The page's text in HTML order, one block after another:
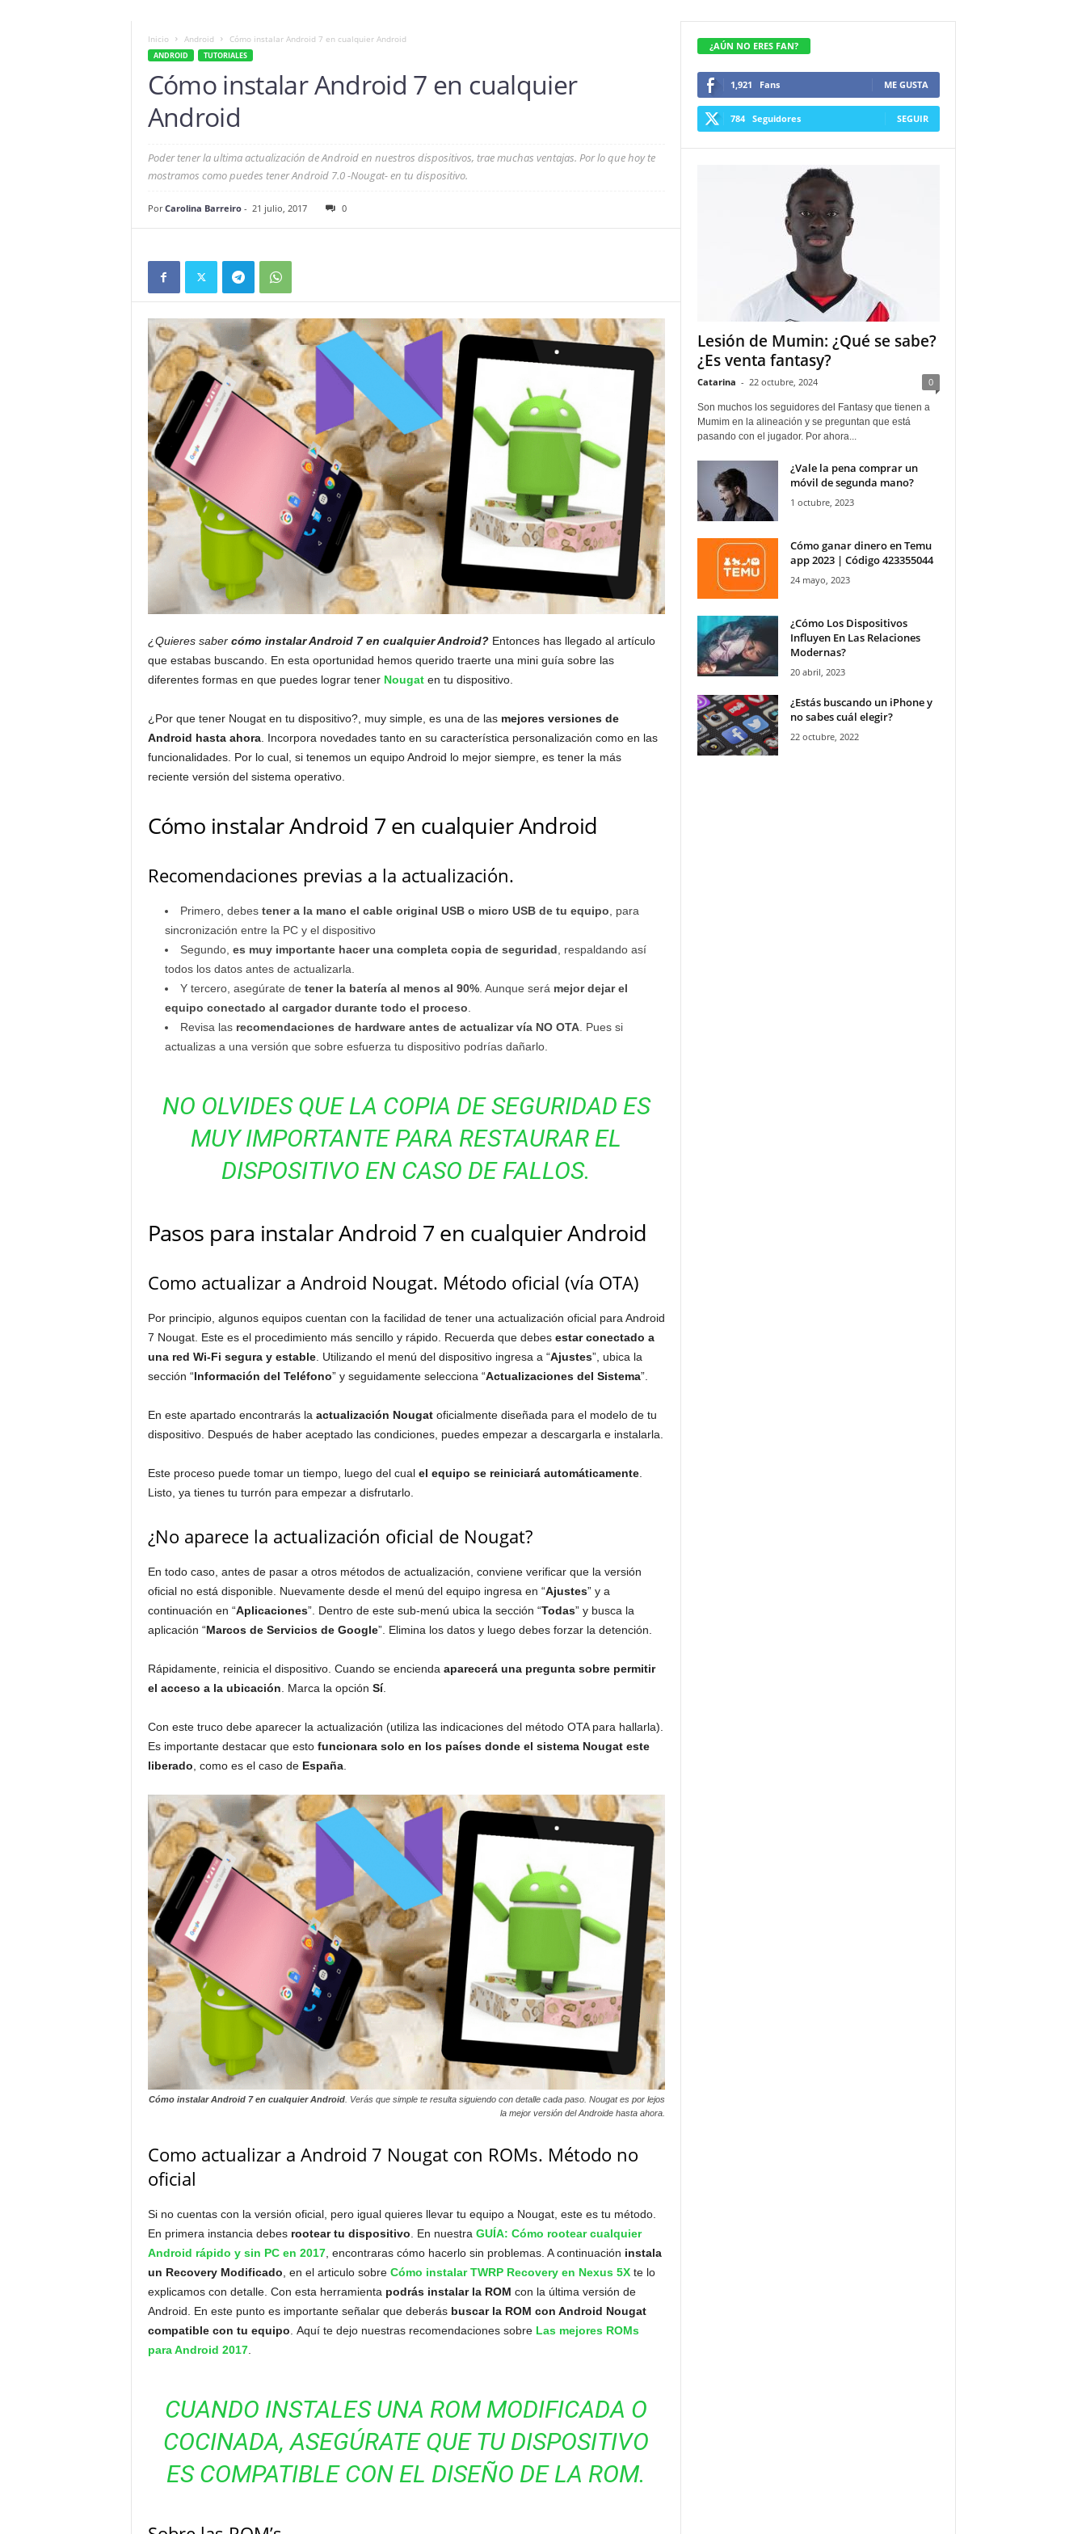
Inicio Android Cómo instalar Android 7 en cualquier Android
ANDROID TUTORIALES
Cómo instalar Android 7 en cualquier
Android
Poder tener la ultima actualización de Android en nuestros dispositivos, trae muchas ventajas. Por lo que hoy te
mostramos como puedes tener Android 7.0 -Nougat- en tu dispositivo.
Por Carolina Barreiro- 21 julio, 2017 0
¿Quieres saber cómo instalar Android 7 en cualquier Android? Entonces has llegado al artículo
que estabas buscando. En esta oportunidad hemos querido traerte una mini guía sobre las
diferentes formas en que puedes lograr tener Nougaten tu dispositivo.
¿Por que tener Nougat en tu dispositivo?, muy simple, es una de las mejores versiones de
Android hasta ahora. Incorpora novedades tanto en su característica personalización como en las
funcionalidades. Por lo cual, si tenemos un equipo Android lo mejor siempre, es tener la más
reciente versión del sistema operativo.
Cómo instalar Android 7 en cualquier Android
Recomendaciones previas a la actualización.
Primero, debes tener a la mano el cable original USB o micro USB de tu equipo , para
sincronización entre la PC y el dispositivo
Segundo, es muy importante hacer una completa copia de seguridad , respaldando así
todos los datos antes de actualizarla.
Y tercero, asegúrate de tener la batería al menos al 90%. Aunque será mejor dejar el
equipo conectado al cargador durante todo el proceso
Revisa las recomendaciones de hardware antes de actualizar vía NO OTA. Pues si
actualizas a una versión que sobre esfuerza tu dispositivo podrías dañarlo.
NO OLVIDES QUE LA COPIA DE SEGURIDAD ES
MUY IMPORTANTE PARA RESTAURAR EL
DISPOSITIVO EN CASO DE FALLOS.
Pasos para instalar Android 7 en cualquier Android
Como actualizar a Android Nougat. Método oficial (vía OTA)
Por principio, algunos equipos cuentan con la facilidad de tener una actualización oficial para Android
7 Nougat. Este es el procedimiento más sencillo y rápido. Recuerda que debes estar conectado a
una red Wi-Fi segura y estable. Utilizando el menú del dispositivo ingresa a “Ajustes”, ubica la
sección “Información del Teléfono” y seguidamente selecciona “Actualizaciones del Sistema”.
En este apartado encontrarás la actualización Nougatoficialmente diseñada para el modelo de tu
dispositivo. Después de haber aceptado las condiciones, puedes empezar a descargarla e instalarla.
Este proceso puede tomar un tiempo, luego del cual el equipo se reiniciará automáticamente.
Listo, ya tienes tu turrón para empezar a disfrutarlo.
¿No aparece la actualización oficial de Nougat?
En todo caso, antes de pasar a otros métodos de actualización, conviene verificar que la versión
oficial no está disponible. Nuevamente desde el menú del equipo ingresa en “Ajustes” y a
continuación en “Aplicaciones”. Dentro de este sub-menú ubica la sección “Todas” y busca la
aplicación “Marcos de Servicios de Google”. Elimina los datos y luego debes forzar la detención.
Rápidamente, reinicia el dispositivo. Cuando se encienda aparecerá una pregunta sobre permitir
el acceso a la ubicación . Marca la opción Sí.
Con este truco debe aparecer la actualización (utiliza las indicaciones del método OTA para hallarla).
Es importante destacar que esto funcionara solo en los países donde el sistema Nougat este
liberado , como es el caso de España.
Cómo instalar Android 7 en cualquier Android. Verás que simple te resulta siguiendo con detalle cada paso. Nougat es por lejos
la mejor versión del Androide hasta ahora.
Como actualizar a Android 7 Nougat con ROMs. Método no
oficial
Si no cuentas con la versión oficial, pero igual quieres llevar tu equipo a Nougat, este es tu método.
En primera instancia debes rootear tu dispositivo. En nuestra GUÍA: Cómo rootear cualquier
Android rápido y sin PC en 2017, encontraras cómo hacerlo sin problemas. A continuación instala
un Recovery Modificado, en el articulo sobre Cómo instalar TWRP Recovery en Nexus 5Xte lo
explicamos con detalle. Con esta herramienta podrás instalar la ROM con la última versión de
Android. En este punto es importante señalar que deberás buscar la ROM con Android Nougat
compatible con tu equipo. Aquí te dejo nuestras recomendaciones sobre Las mejores ROMs
para Android 2017.
CUANDO INSTALES UNA ROM MODIFICADA O
COCINADA, ASEGÚRATE QUE TU DISPOSITIVO
ES COMPATIBLE CON EL DISEÑO DE LA ROM.
¿AÚN NO ERES FAN?
1,921 Fans ME GUSTA
784 Seguidores SEGUIR
Lesión de Mumin: ¿Qué se sabe?
¿Es venta fantasy?
Catarina - 22 octubre, 2024 0
Son muchos los seguidores del Fantasy que tienen a
Mumim en la alineación y se preguntan que está
pasando con el jugador. Por ahora...
¿Vale la pena comprar un
móvil de segunda mano?
1 octubre, 2023
Cómo ganar dinero en Temu
app 2023 | Código 423355044
24 mayo, 2023
¿Cómo Los Dispositivos
Influyen En Las Relaciones
Modernas?
20 abril, 2023
¿Estás buscando un iPhone y
no sabes cuál elegir?
22 octubre, 2022